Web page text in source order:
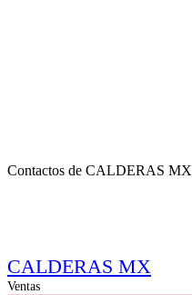
Contactos de CALDERAS MX
CALDERAS MX
Ventas